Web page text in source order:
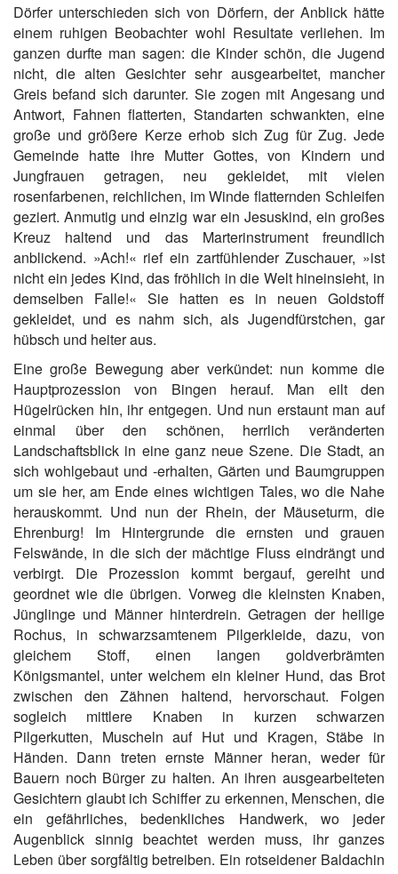
Dörfer unterschieden sich von Dörfern, der Anblick hätte
einem ruhigen Beobachter wohl Resultate verliehen. Im
ganzen durfte man sagen: die Kinder schön, die Jugend
nicht, die alten Gesichter sehr ausgearbeitet, mancher
Greis befand sich darunter. Sie zogen mit Angesang und
Antwort, Fahnen flatterten, Standarten schwankten, eine
große und größere Kerze erhob sich Zug für Zug. Jede
Gemeinde hatte ihre Mutter Gottes, von Kindern und
Jungfrauen getragen, neu gekleidet, mit vielen
rosenfarbenen, reichlichen, im Winde flatternden Schleifen
geziert. Anmutig und einzig war ein Jesuskind, ein großes
Kreuz haltend und das Marterinstrument freundlich
anblickend. »Ach!« rief ein zartfühlender Zuschauer, »ist
nicht ein jedes Kind, das fröhlich in die Welt hineinsieht, in
demselben Falle!« Sie hatten es in neuen Goldstoff
gekleidet, und es nahm sich, als Jugendfürstchen, gar
hübsch und heiter aus.
Eine große Bewegung aber verkündet: nun komme die
Hauptprozession von Bingen herauf. Man eilt den
Hügelrücken hin, ihr entgegen. Und nun erstaunt man auf
einmal über den schönen, herrlich veränderten
Landschaftsblick in eine ganz neue Szene. Die Stadt, an
sich wohlgebaut und -erhalten, Gärten und Baumgruppen
um sie her, am Ende eines wichtigen Tales, wo die Nahe
herauskommt. Und nun der Rhein, der Mäuseturm, die
Ehrenburg! Im Hintergrunde die ernsten und grauen
Felswände, in die sich der mächtige Fluss eindrängt und
verbirgt. Die Prozession kommt bergauf, gereiht und
geordnet wie die übrigen. Vorweg die kleinsten Knaben,
Jünglinge und Männer hinterdrein. Getragen der heilige
Rochus, in schwarzsamtenem Pilgerkleide, dazu, von
gleichem Stoff, einen langen goldverbrämten
Königsmantel, unter welchem ein kleiner Hund, das Brot
zwischen den Zähnen haltend, hervorschaut. Folgen
sogleich mittlere Knaben in kurzen schwarzen
Pilgerkutten, Muscheln auf Hut und Kragen, Stäbe in
Händen. Dann treten ernste Männer heran, weder für
Bauern noch Bürger zu halten. An ihren ausgearbeiteten
Gesichtern glaubt ich Schiffer zu erkennen, Menschen, die
ein gefährliches, bedenkliches Handwerk, wo jeder
Augenblick sinnig beachtet werden muss, ihr ganzes
Leben über sorgfältig betreiben. Ein rotseidener Baldachin